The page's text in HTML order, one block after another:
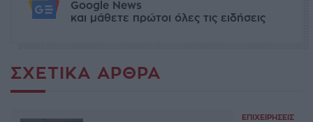
Google News
και μάθετε πρώτοι όλες τις ειδήσεις
ΣΧΕΤΙΚΆ ΆΡΘΡΑ
ΕΠΙΧΕΙΡΉΣΕΙΣ